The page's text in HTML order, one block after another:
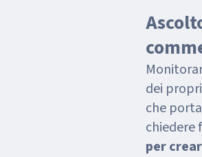
dei
che
chiedere
per